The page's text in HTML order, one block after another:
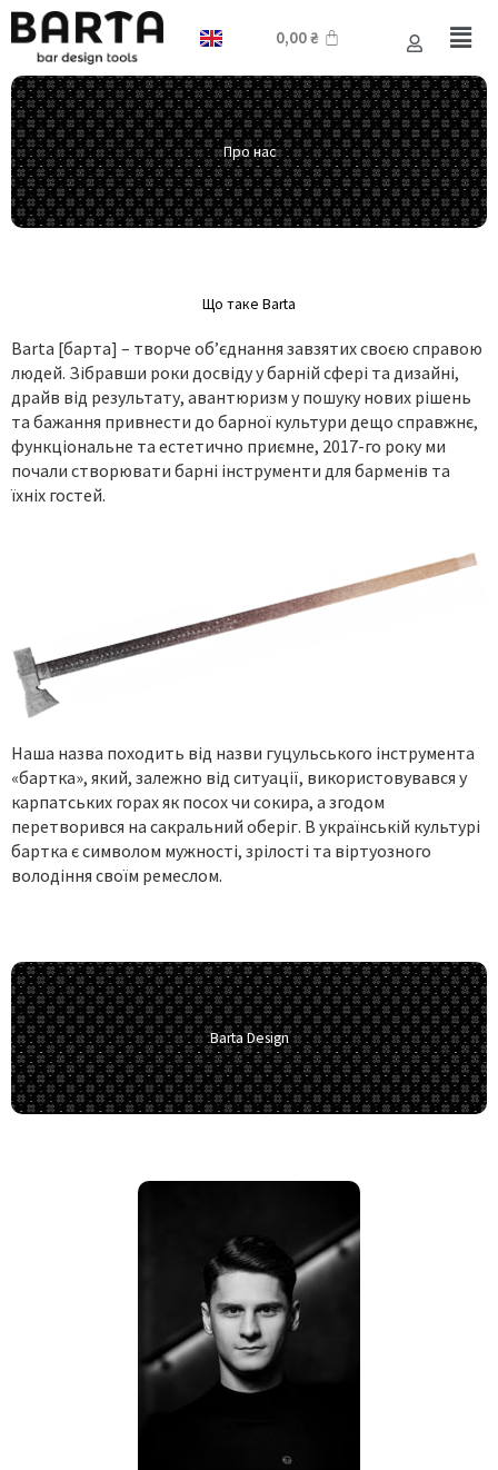
Перейти
вмісту
0,00₴ Cart
Про нас
Що таке Barta
Barta [барта] – творче об’єднання завзятих своєю справою
людей. Зібравши роки досвіду у барній сфері та дизайні,
драйв від результату, авантюризм у пошуку нових рішень
та бажання привнести до барної культури дещо справжнє,
функціональне та естетично приємне, 2017-го року ми
почали створювати барні інструменти для барменів та
їхніх гостей.
Наша назва походить від назви гуцульського інструмента
«бартка», який, залежно від ситуації, використовувався у
карпатських горах як посох чи сокира, а згодом
перетворився на сакральний оберіг. В українській культурі
бартка є символом мужності, зрілості та віртуозного
володіння своїм ремеслом.
Barta Design